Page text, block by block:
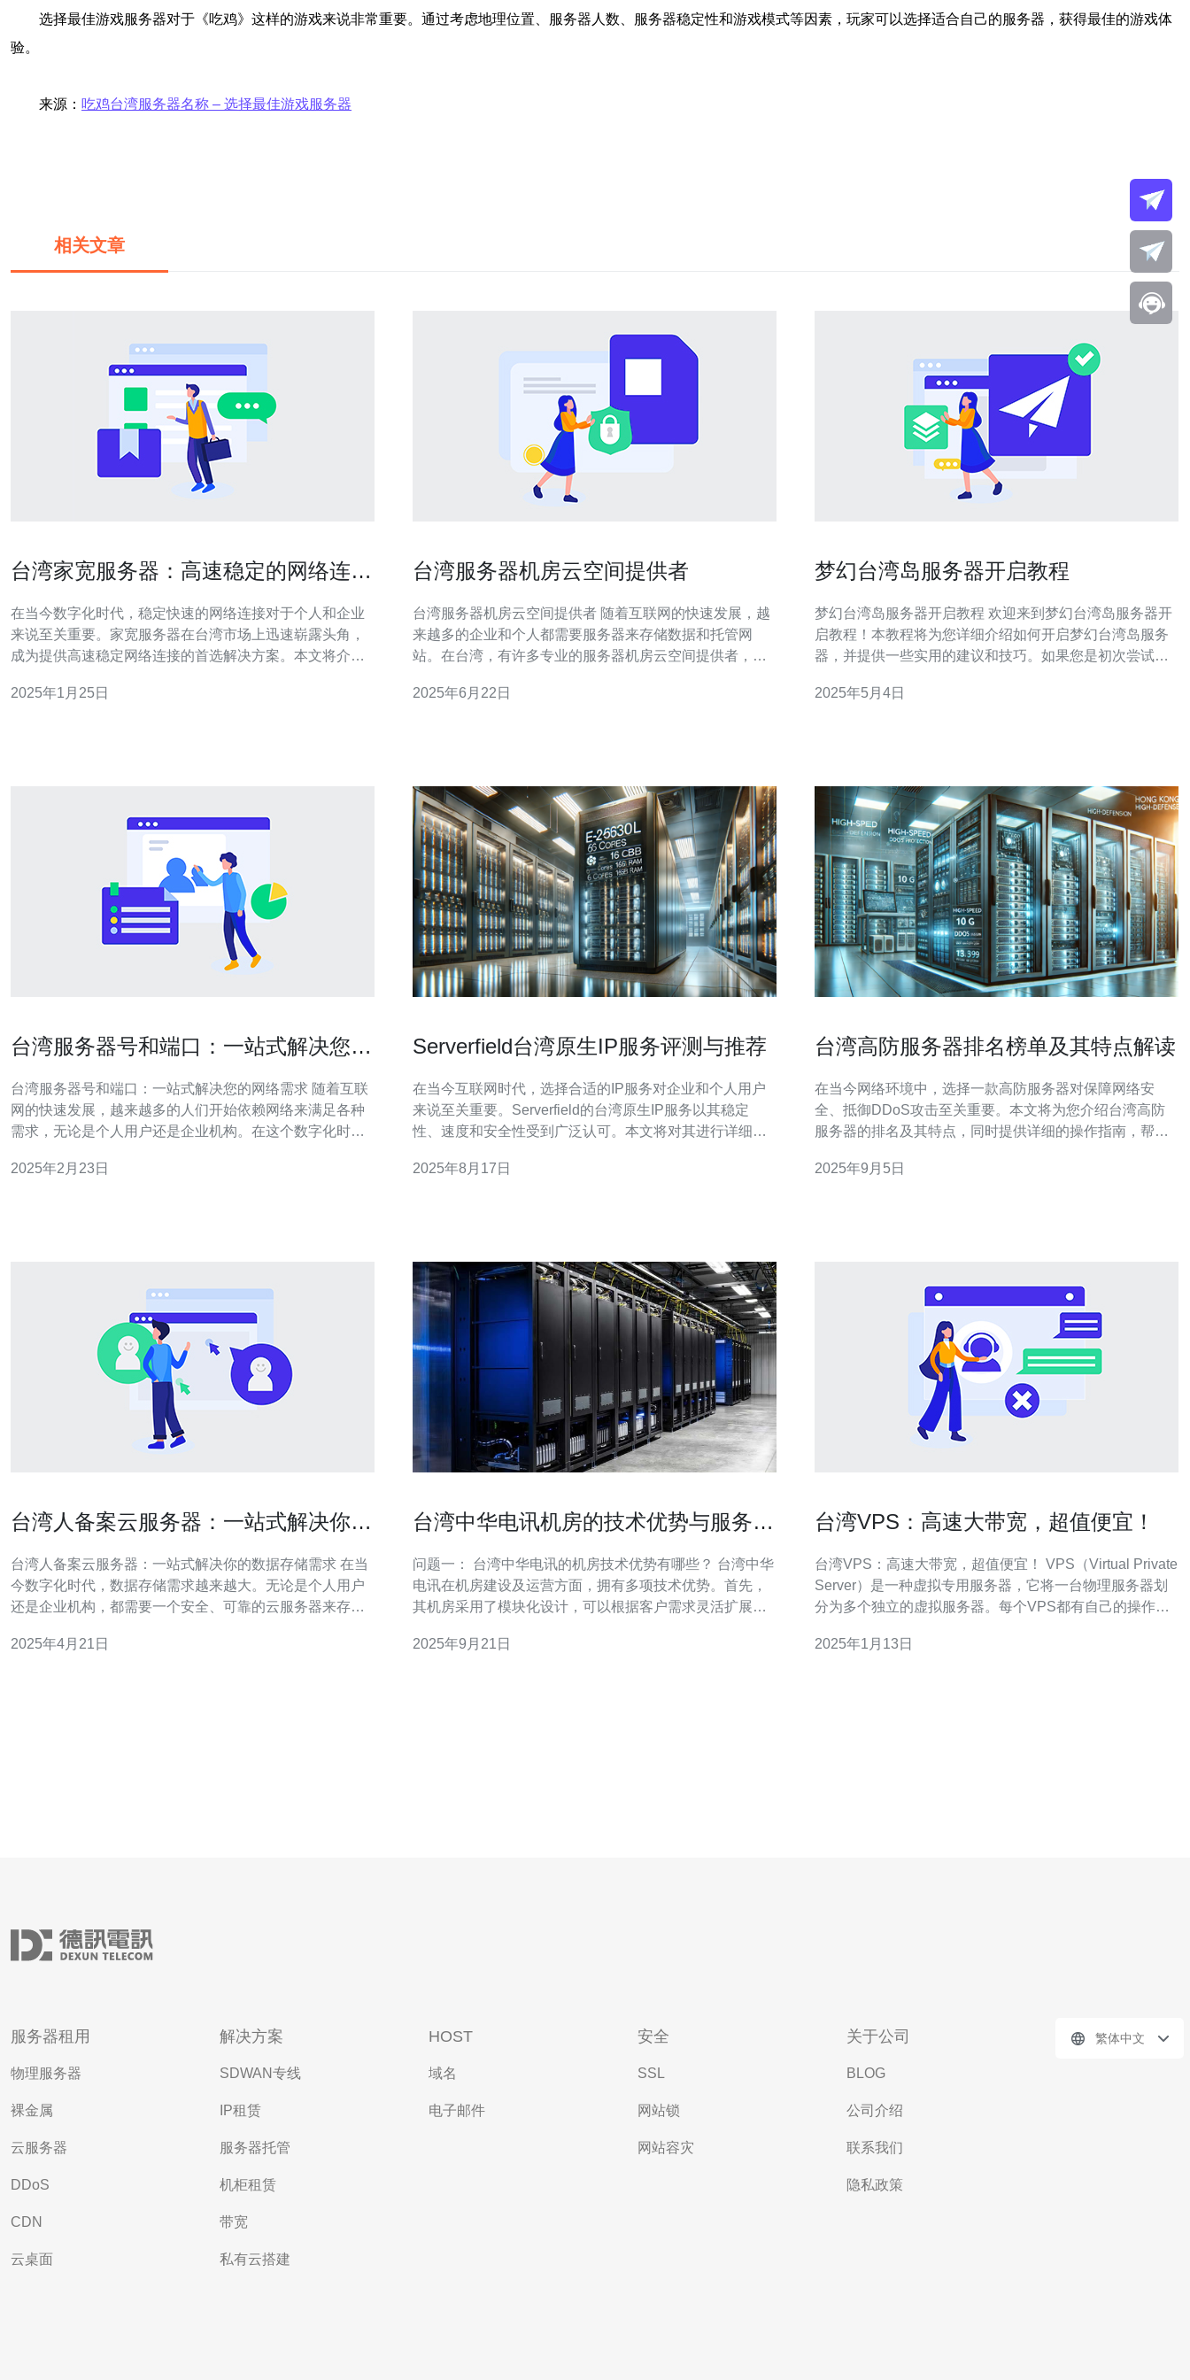
选择最佳游戏服务器对于《吃鸡》这样的游戏来说非常重要。通过考虑地理位置、服务器人数、服务器稳定性和游戏模式等因素，玩家可以选择适合自己的服务器，获得最佳的游戏体
验。
来源： 吃鸡台湾服务器名称 – 选择最佳游戏服务器
相关文章
台湾家宽服务器：高速稳定的网络连接
在当今数字化时代，稳定快速的网络连接对于个人和企业
来说至关重要。家宽服务器在台湾市场上迅速崭露头角，
成为提供高速稳定网络连接的首选解决方案。本文将介绍
的性能和稳定的连接而闻名。以下是其主要特点： 高速连
2025年1月25日
台湾服务器机房云空间提供者
台湾服务器机房云空间提供者 随着互联网的快速发展，越
来越多的企业和个人都需要服务器来存储数据和托管网
站。在台湾，有许多专业的服务器机房云空间提供者，他
储数据。 台湾的服务器机房云空间提供者通常提供多种服
2025年6月22日
梦幻台湾岛服务器开启教程
梦幻台湾岛服务器开启教程 欢迎来到梦幻台湾岛服务器开
启教程！本教程将为您详细介绍如何开启梦幻台湾岛服务
器，并提供一些实用的建议和技巧。如果您是初次尝试开
这篇文章将为您提供帮助。 在开始之前，您需要确保您具
2025年5月4日
台湾服务器号和端口：一站式解决您的
台湾服务器号和端口：一站式解决您的网络需求 随着互联
网的快速发展，越来越多的人们开始依赖网络来满足各种
需求，无论是个人用户还是企业机构。在这个数字化时
键因素之一。本文将介绍台湾服务器号和端口，并解释它
2025年2月23日
Serverfield台湾原生IP服务评测与推荐
在当今互联网时代，选择合适的IP服务对企业和个人用户
来说至关重要。Serverfield的台湾原生IP服务以其稳定
性、速度和安全性受到广泛认可。本文将对其进行详细评
服务。 Serverfield的台湾原生IP服务有哪些优势？
2025年8月17日
台湾高防服务器排名榜单及其特点解读
在当今网络环境中，选择一款高防服务器对保障网络安
全、抵御DDoS攻击至关重要。本文将为您介绍台湾高防
服务器的排名及其特点，同时提供详细的操作指南，帮助
展，网络攻击的威胁也日益增加。高防服务器因其强大的
2025年9月5日
台湾人备案云服务器：一站式解决你的
台湾人备案云服务器：一站式解决你的数据存储需求 在当
今数字化时代，数据存储需求越来越大。无论是个人用户
还是企业机构，都需要一个安全、可靠的云服务器来存储
的云服务器供应商至关重要。本文将介绍台湾人备案云服
2025年4月21日
台湾中华电讯机房的技术优势与服务质
问题一： 台湾中华电讯的机房技术优势有哪些？ 台湾中华
电讯在机房建设及运营方面，拥有多项技术优势。首先，
其机房采用了模块化设计，可以根据客户需求灵活扩展，
却系统，有效降低设备温度，确保设备稳定运行。此外，
2025年9月21日
台湾VPS：高速大带宽，超值便宜！
台湾VPS：高速大带宽，超值便宜！ VPS（Virtual Private
Server）是一种虚拟专用服务器，它将一台物理服务器划
分为多个独立的虚拟服务器。每个VPS都有自己的操作系
高速大带宽。台湾地理位置优越，与东
2025年1月13日
服务器租用
物理服务器
裸金属
云服务器
DDoS
CDN
云桌面
解决方案
SDWAN专线
IP租赁
服务器托管
机柜租赁
带宽
私有云搭建
HOST
域名
电子邮件
安全
SSL
网站锁
网站容灾
关于公司
BLOG
公司介绍
联系我们
隐私政策
繁体中文